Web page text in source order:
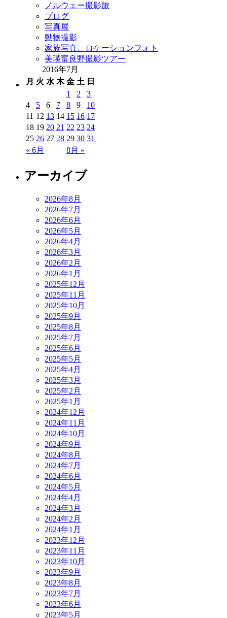
ノルウェー撮影旅
ブログ
写真展
動物撮影
家族写真、ロケーションフォト
美瑛富良野撮影ツアー
2016年7月
月 火 水 木 金 土 日
« 6月 8月 »
1 2
3
4
5 6 7 8 9
10
11 12 13 14 15 16 17
18 19 20 21 22 23 24
25 26 27 28 29 30 31
アーカイブ
2026年8月
2026年7月
2026年6月
2026年5月
2026年4月
2026年3月
2026年2月
2026年1月
2025年12月
2025年11月
2025年10月
2025年9月
2025年8月
2025年7月
2025年6月
2025年5月
2025年4月
2025年3月
2025年2月
2025年1月
2024年12月
2024年11月
2024年10月
2024年9月
2024年8月
2024年7月
2024年6月
2024年5月
2024年4月
2024年3月
2024年2月
2024年1月
2023年12月
2023年11月
2023年10月
2023年9月
2023年8月
2023年7月
2023年6月
2023年5月